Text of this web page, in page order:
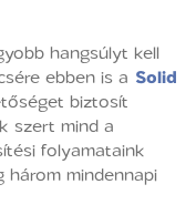
hangsúlyt kell
ebben is a Solid
biztosít
szert mind a
folyamataink
mindennapi